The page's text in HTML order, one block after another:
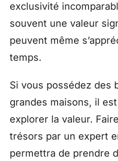
exclusivité
souvent une valeur
peuvent même
temps.
Si vous possédez des
grandes maisons, il
explorer la valeur.
trésors par un expert
permettra de prendre